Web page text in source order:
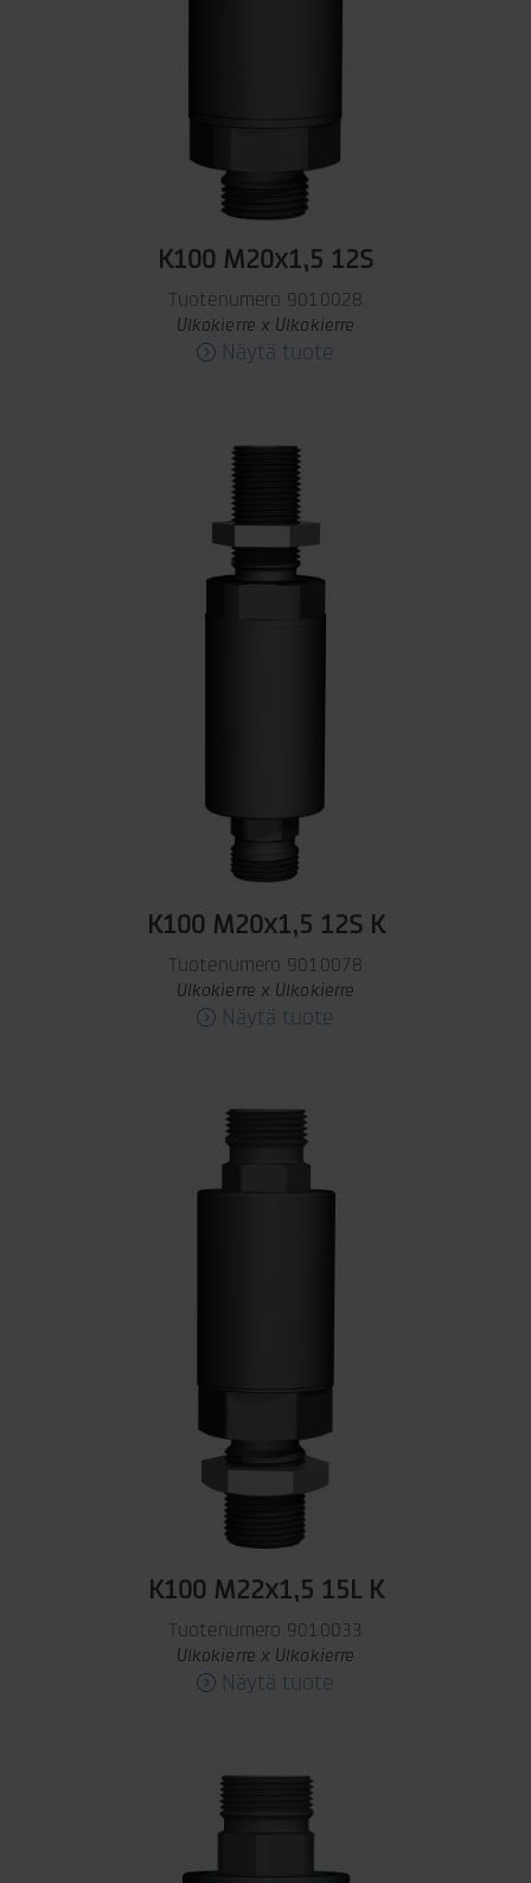
K100 M20x1,5 12S
Tuotenumero 9010028
Ulkokierre x Ulkokierre
Näytä tuote
K100 M20x1,5 12S K
Tuotenumero 9010078
Ulkokierre x Ulkokierre
Näytä tuote
K100 M22x1,5 15L K
Tuotenumero 9010033
Ulkokierre x Ulkokierre
Näytä tuote